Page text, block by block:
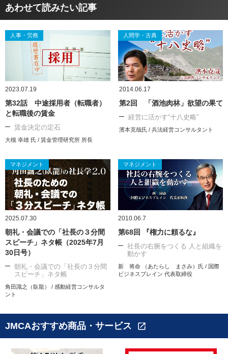
あわせて読みたい記事
人事・労務
2023.07.19
第32話 中途採用者（転職者）
と転職後の賃金
賃金決定の定石
大槻 幸雄 氏 / 賃金管理研究所 所長
人間学・古典
2014.06.17
第2回 「酒池肉林」欲望の果て
経営に活かす“十八史略”
濱本克哉氏 / 兵法経営コンサルタント
マネジメント
2025.07.30
朝礼・会議での「社長の３分間
スピーチ」ネタ帳（2025年7月
30日号）
朝礼・会議での「社長の３分間
スピーチ」ネタ帳
角田識之（臥龍） / 感動経営コンサルタ
ント
マネジメント
2010.06.7
第68回 『権力に頼るな』
社長の右腕をつくる 人と組織を
動かす
新 将命 （あたらし まさみ）氏 / 国際
ビジネスブレイン 代表取締役
JMCAおすすめ商品・サービス open_in_new